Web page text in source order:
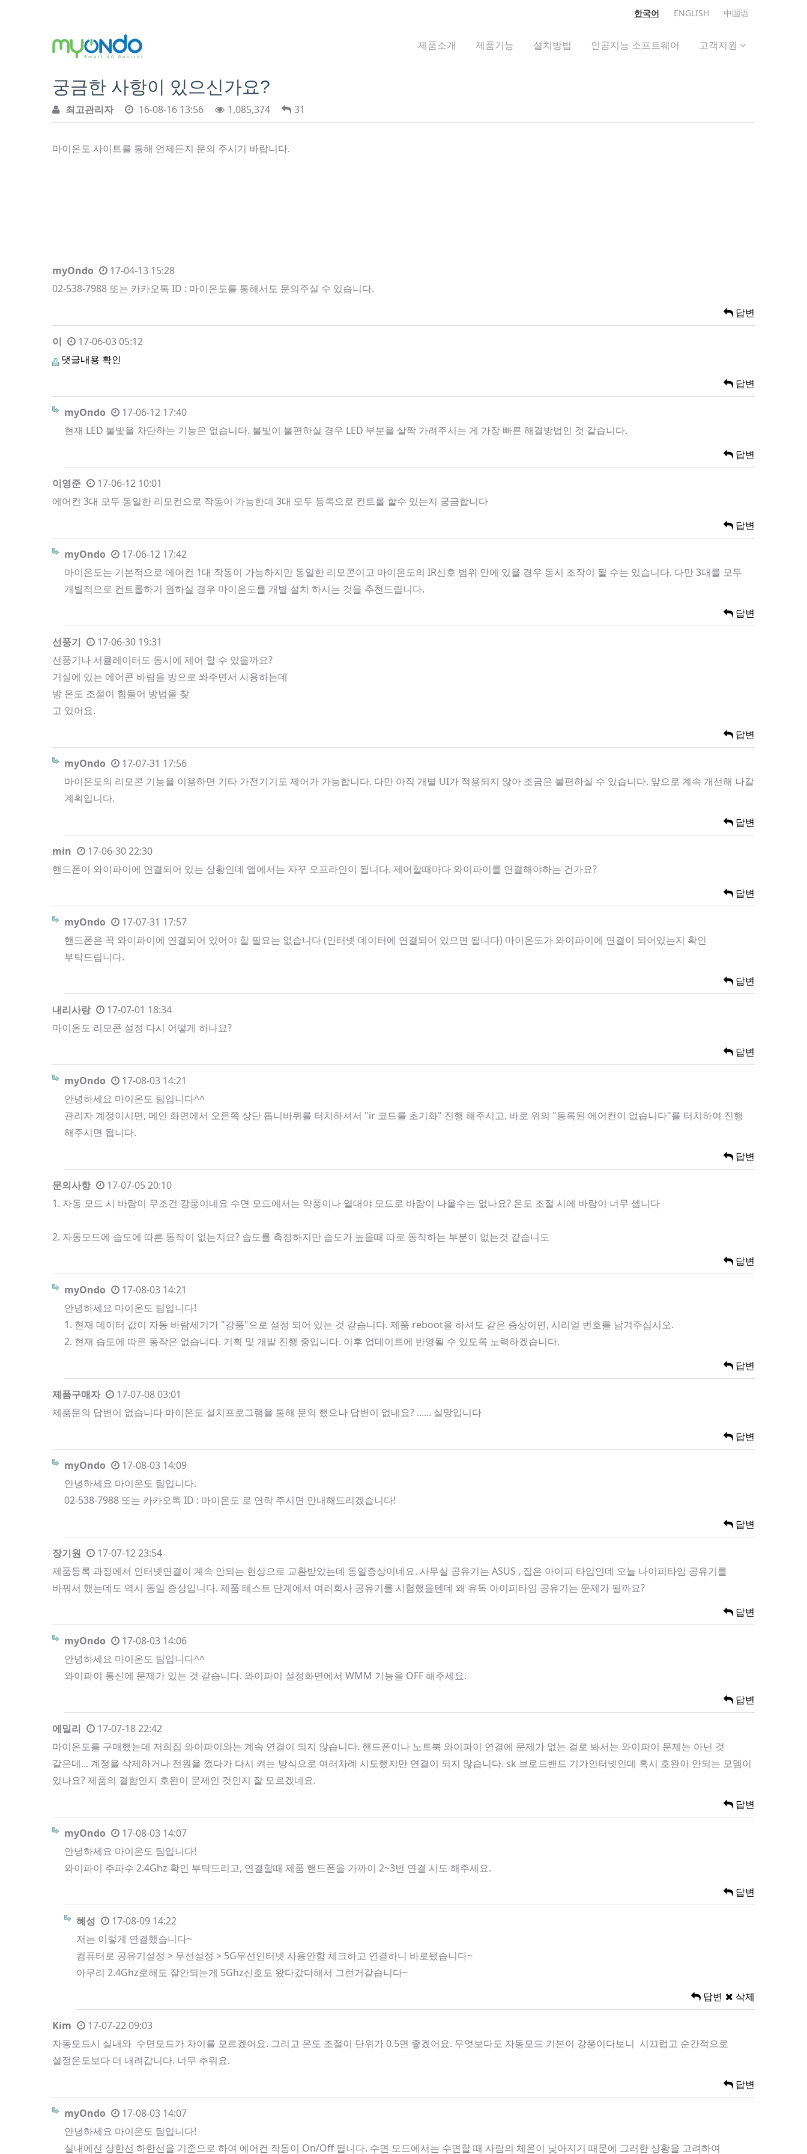
한국어 ENGLISH 中国语
제품소개 제품기능 설치방법 인공지능 소프트웨어 고객지원
궁금한 사항이 있으신가요?
최고관리자 16-08-16 13:56 1,085,374 31
마이온도 사이트를 통해 언제든지 문의 주시기 바랍니다.
myOndo
17-04-13 15:28
02-538-7988 또는 카카오톡 ID : 마이온도를 통해서도 문의주실 수 있습니다.
답변
이
17-06-03 05:12
댓글내용 확인
답변
myOndo
17-06-12 17:40
현재 LED 불빛을 차단하는 기능은 없습니다. 불빛이 불편하실 경우 LED 부분을 살짝 가려주시는 게 가장 빠른 해결방법인 것 같습니다.
답변
이영준
17-06-12 10:01
에어컨 3대 모두 동일한 리모컨으로 작동이 가능한데 3대 모두 등록으로 컨트롤 할수 있는지 궁금합니다
답변
myOndo
17-06-12 17:42
마이온도는 기본적으로 에어컨 1대 작동이 가능하지만 동일한 리모콘이고 마이온도의 IR신호 범위 안에 있을 경우 동시 조작이 될 수는 있습니다. 다만 3대를 모두
개별적으로 컨트롤하기 원하실 경우 마이온도를 개별 설치 하시는 것을 추천드립니다.
답변
선풍기
17-06-30 19:31
선풍기나 서큘레이터도 동시에 제어 할 수 있을까요?
거실에 있는 에어콘 바람을 방으로 쏴주면서 사용하는데
방 온도 조절이 힘들어 방법을 찾
고 있어요.
답변
myOndo
17-07-31 17:56
마이온도의 리모콘 기능을 이용하면 기타 가전기기도 제어가 가능합니다. 다만 아직 개별 UI가 적용되지 않아 조금은 불편하실 수 있습니다. 앞으로 계속 개선해 나갈
계획입니다.
답변
min
17-06-30 22:30
핸드폰이 와이파이에 연결되어 있는 상황인데 앱에서는 자꾸 오프라인이 됩니다. 제어할때마다 와이파이를 연결해야하는 건가요?
답변
myOndo
17-07-31 17:57
핸드폰은 꼭 와이파이에 연결되어 있어야 할 필요는 없습니다 (인터넷 데이터에 연결되어 있으면 됩니다) 마이온도가 와이파이에 연결이 되어있는지 확인
부탁드립니다.
답변
내리사랑
17-07-01 18:34
마이온도 리모콘 설정 다시 어떻게 하나요?
답변
myOndo
17-08-03 14:21
안녕하세요 마이온도 팀입니다^^
관리자 계정이시면, 메인 화면에서 오른쪽 상단 톱니바퀴를 터치하셔서 "ir 코드를 초기화" 진행 해주시고, 바로 위의 "등록된 에어컨이 없습니다"를 터치하여 진행
해주시면 됩니다.
답변
문의사항
17-07-05 20:10
1. 자동 모드 시 바람이 무조건 강풍이네요 수면 모드에서는 약풍이나 열대야 모드로 바람이 나올수는 없나요? 온도 조절 시에 바람이 너무 셉니다
2. 자동모드에 습도에 따른 동작이 없는지요? 습도를 측정하지만 습도가 높을때 따로 동작하는 부분이 없는것 같습니도
답변
myOndo
17-08-03 14:21
안녕하세요 마이온도 팀입니다!
1. 현재 데이터 값이 자동 바람세기가 "강풍"으로 설정 되어 있는 것 같습니다. 제품 reboot을 하셔도 같은 증상이면, 시리얼 번호를 남겨주십시오.
2. 현재 습도에 따른 동작은 없습니다. 기획 및 개발 진행 중입니다. 이후 업데이트에 반영될 수 있도록 노력하겠습니다.
답변
제품구매자
17-07-08 03:01
제품문의 답변이 없습니다 마이온도 설치프로그램을 통해 문의 했으나 답변이 없네요? ...... 실망입니다
답변
myOndo
17-08-03 14:09
안녕하세요 마이온도 팀입니다.
02-538-7988 또는 카카오톡 ID : 마이온도 로 연락 주시면 안내해드리겠습니다!
답변
장기원
17-07-12 23:54
제품등록 과정에서 인터넷연결이 계속 안되는 현상으로 교환받았는데 동일증상이네요. 사무실 공유기는 ASUS , 집은 아이피 타임인데 오늘 나이피타임 공유기를
바꿔서 했는데도 역시 동일 증상입니다. 제품 테스트 단계에서 여러회사 공유기를 시험했을텐데 왜 유독 아이피타임 공유기는 문제가 될까요?
답변
myOndo
17-08-03 14:06
안녕하세요 마이온도 팀입니다^^
와이파이 통신에 문제가 있는 것 같습니다. 와이파이 설정화면에서 WMM 기능을 OFF 해주세요.
답변
에밀리
17-07-18 22:42
마이온도를 구매했는데 저희집 와이파이와는 계속 연결이 되지 않습니다. 핸드폰이나 노트북 와이파이 연결에 문제가 없는 걸로 봐서는 와이파이 문제는 아닌 것
같은데... 계정을 삭제하거나 전원을 껐다가 다시 켜는 방식으로 여러차례 시도했지만 연결이 되지 않습니다. sk 브로드밴드 기가인터넷인데 혹시 호완이 안되는 모뎀이
있나요? 제품의 결함인지 호완이 문제인 것인지 잘 모르겠네요.
답변
myOndo
17-08-03 14:07
안녕하세요 마이온도 팀입니다!
와이파이 주파수 2.4Ghz 확인 부탁드리고, 연결할때 제품 핸드폰을 가까이 2~3번 연결 시도 해주세요.
답변
혜성
17-08-09 14:22
저는 이렇게 연결했습니다~
컴퓨터로 공유기설정 > 무선설정 > 5G무선인터넷 사용안함 체크하고 연결하니 바로됐습니다~
아무리 2.4Ghz로해도 잘안되는게 5Ghz신호도 왔다갔다해서 그런거같습니다~
답변
삭제
Kim
17-07-22 09:03
자동모드시 실내와 수면모드가 차이를 모르겠어요. 그리고 온도 조절이 단위가 0.5면 좋겠어요. 무엇보다도 자동모드 기본이 강풍이다보니 시끄럽고 순간적으로
설정온도보다 더 내려갑니다. 너무 추워요.
답변
myOndo
17-08-03 14:07
안녕하세요 마이온도 팀입니다!
실내에선 상한선 하한선을 기준으로 하여 에어컨 작동이 On/Off 됩니다. 수면 모드에서는 수면할 때 사람의 체온이 낮아지기 때문에 그러한 상황을 고려하여